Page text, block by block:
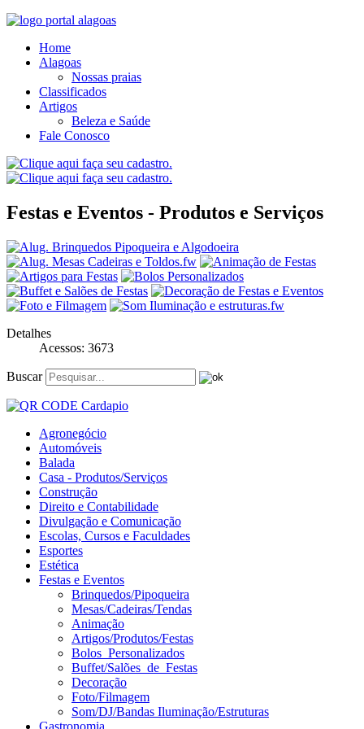
Home
Alagoas
Nossas praias
Classificados
Artigos
Beleza e Saúde
Fale Conosco
Festas e Eventos - Produtos e Serviços
Detalhes
Acessos: 3673
Buscar
Agronegócio
Automóveis
Balada
Casa - Produtos/Serviços
Construção
Direito e Contabilidade
Divulgação e Comunicação
Escolas, Cursos e Faculdades
Esportes
Estética
Festas e Eventos
Brinquedos/Pipoqueira
Mesas/Cadeiras/Tendas
Animação
Artigos/Produtos/Festas
Bolos_Personalizados
Buffet/Salões_de_Festas
Decoração
Foto/Filmagem
Som/DJ/Bandas Iluminação/Estruturas
Gastronomia